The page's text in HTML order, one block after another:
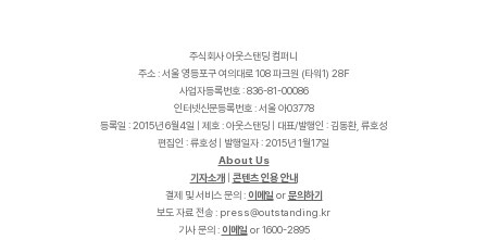
주식회사 아웃스탠딩 컴퍼니
주소 : 서울 영등포구 여의대로 108 파크원 (타워1) 28F
사업자등록번호 : 836-81-00086
인터넷신문등록번호 : 서울 아03778
등록일 : 2015년 6월4일 | 제호 : 아웃스탠딩 | 대표/발행인 : 김동환, 류호성
편집인 : 류호성 | 발행일자 : 2015년 1월17일
About Us
기자소개
콘텐츠 인용 안내
결제 및 서비스 문의 : 이메일 or문의하기
보도 자료 전송 :
r
k
.
g
n
i
d
n
a
t
s
t
u
o
@
s
s
e
r
p
기사 문의 : 이메일 or 1600-2895